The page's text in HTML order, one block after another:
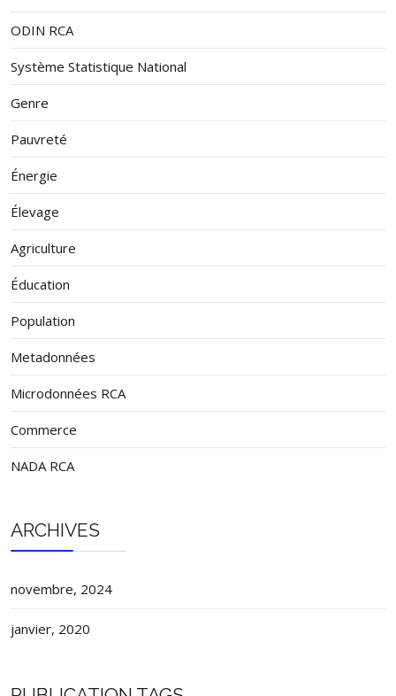
ODIN RCA
Système Statistique National
Genre
Pauvreté
Énergie
Élevage
Agriculture
Éducation
Population
Metadonnées
Microdonnées RCA
Commerce
NADA RCA
ARCHIVES
novembre, 2024
janvier, 2020